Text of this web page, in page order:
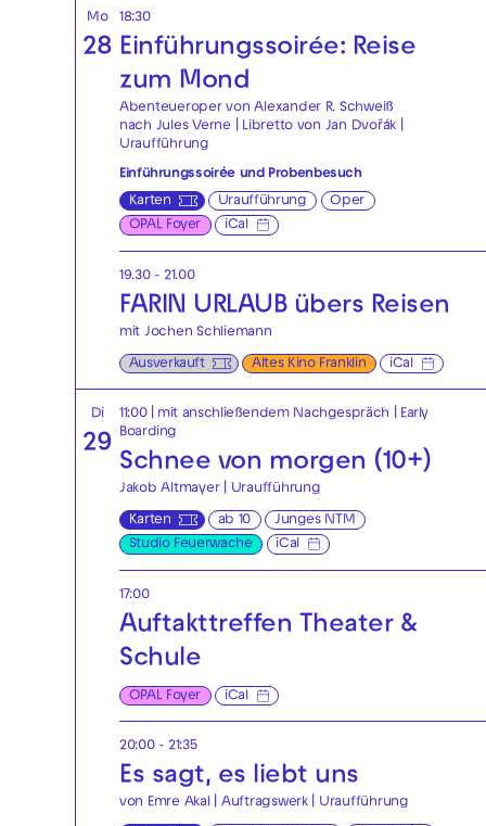
Mo
28
18:30
Einführungssoirée: Reise
zum Mond
Abenteueroper von Alexander R. Schweiß
nach Jules Verne | Libretto von Jan Dvořák |
Uraufführung
Einführungssoirée und Probenbesuch
Karten Uraufführung
Oper
OPAL Foyer
iCal
19.30 - 21.00
FARIN URLAUB übers Reisen
mit Jochen Schliemann
Ausverkauft Altes Kino Franklin iCal
Di
29
11:00 | mit anschließendem Nachgespräch
Early
Boarding
Schnee von morgen (10+)
Jakob Altmayer | Uraufführung
Karten ab 10
Junges NTM
Studio Feuerwache
iCal
17:00
Auftakttreffen Theater &
Schule
OPAL Foyer iCal
20:00 - 21:35
Es sagt, es liebt uns
von Emre Akal | Auftragswerk | Uraufführung